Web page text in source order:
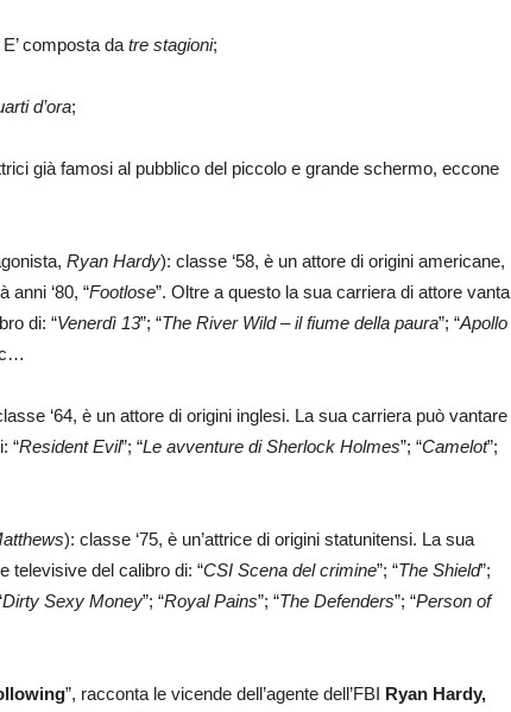
E’ composta da tre stagioni;
d’ora;
già famosi al pubblico del piccolo e grande schermo, eccone
Ryan Hardy): classe ‘58, è un attore di origini americane,
anni ‘80, “Footlose”. Oltre a questo la sua carriera di attore vanta
di: “Venerdì 13”; “The River Wild – il fiume della paura”; “Apollo
‘64, è un attore di origini inglesi. La sua carriera può vantare
“Resident Evil”; “Le avventure di Sherlock Holmes”; “Camelot”;
): classe ‘75, è un’attrice di origini statunitensi. La sua
televisive del calibro di: “CSI Scena del crimine”; “The Shield”;
Dirty Sexy Money”; “Royal Pains”; “The Defenders”; “Person of
”, racconta le vicende dell’agente dell’FBI Ryan Hardy,